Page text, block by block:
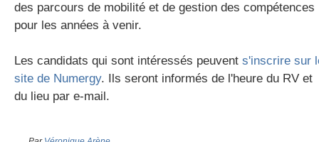
des parcours de mobilité et de gestion des compétences
pour les années à venir.
Les candidats qui sont intéressés peuvent s'inscrire sur
site de Numergy. Ils seront informés de l'heure du RV et
du lieu par e-mail.